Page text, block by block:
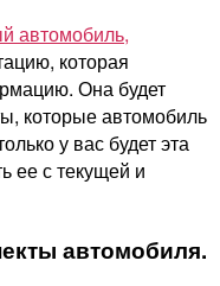
автомобиль,
которая
Она будет
которые автомобиль
у вас будет эта
ее с текущей и
автомобиля.